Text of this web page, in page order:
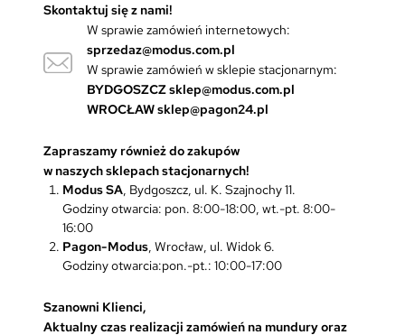
Skontaktuj się z nami!
W sprawie zamówień internetowych:
sprzedaz@modus.com.pl
W sprawie zamówień w sklepie stacjonarnym:
BYDGOSZCZsklep@modus.com.pl
WROCŁAWsklep@pagon24.pl
Zapraszamy również do zakupów
w naszych sklepach stacjonarnych!
Modus SA , Bydgoszcz, ul. K. Szajnochy 11.
Godziny otwarcia: pon. 8:00-18:00, wt.-pt. 8:00-
16:00
Pagon-Modus , Wrocław, ul. Widok 6.
Godziny otwarcia:pon.-pt.: 10:00-17:00
Szanowni Klienci,
Aktualny czas realizacji zamówień na mundury oraz